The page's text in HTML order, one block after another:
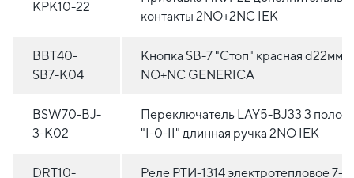
KPK10-22
контакты 2NO+2NC IEK
BBT40-
SB7-K04
Кнопка SВ-7 "Стоп" красная d22мм/
NO+NC GENERICA
BSW70-BJ-
3-K02
Переключатель LAY5-BJ33 3
"I-0-II" длинная ручка 2NO IEK
DRT10-
Реле РТИ-1314 электротепловое 7-